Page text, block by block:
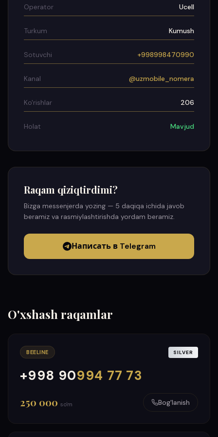
Operator Ucell
Turkum Kumush
Sotuvchi +998998470990
Kanal @uzmobile_nomera
Ko'rishlar 206
Holat Mavjud
Raqam qiziqtirdimi?
Bizga messenjerda yozing — 5 daqiqa ichida javob
beramiz va rasmiylashtirishda yordam beramiz.
Написать в Telegram
O'xshash raqamlar
BEELINE SILVER
+998 90994 77 73
000
999
250 000 so'm Bog'lanish